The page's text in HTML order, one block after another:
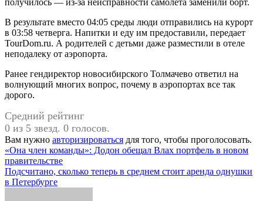
получилось — из-за неисправности самолета заменили борт.
В результате вместо 04:05 среды люди отправились на курорт
в 03:58 четверга. Напитки и еду им предоставили, передает
TourDom.ru. А родителей с детьми даже разместили в отеле
неподалеку от аэропорта.
Ранее гендиректор новосибирского Толмачево ответил на
волнующий многих вопрос, почему в аэропортах все так
дорого.
Средний рейтинг
0 из 5 звезд. 0 голосов.
Вам нужно авторизироваться для того, чтобы проголосовать.
Навигация
по
записям
«Она член команды»: Додон обещал Влах портфель в новом
правительстве
Подсчитано, сколько теперь в среднем стоит аренда однушки
в Петербурге